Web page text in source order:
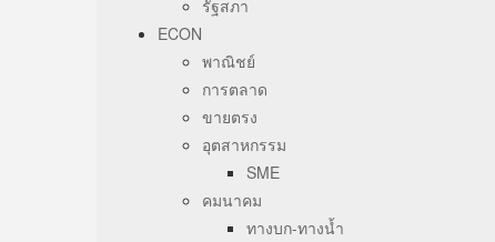
รัฐสภา
ECON
พาณิชย์
การตลาด
ขายตรง
อุตสาหกรรม
SME
คมนาคม
ทางบก-ทางน้ำ